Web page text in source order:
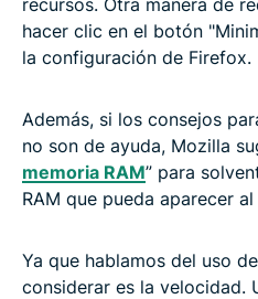
hacer clic en el botón
la configuración de Firefox.
Además, si los consejos
no son de ayuda, Mozilla
memoria RAM” para
RAM que pueda aparecer
Ya que hablamos del uso
considerar es la velocidad.